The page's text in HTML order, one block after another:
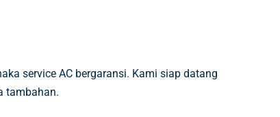
service AC bergaransi. Kami siap datang
tambahan.